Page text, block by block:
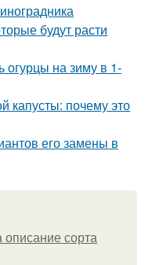
будут расти
огурцы на зиму в 1-
капусты: почему это
его замены в
описание сорта